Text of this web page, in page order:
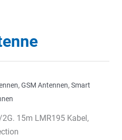
,GSM Antennen,Smart
15m LMR195 Kabel,